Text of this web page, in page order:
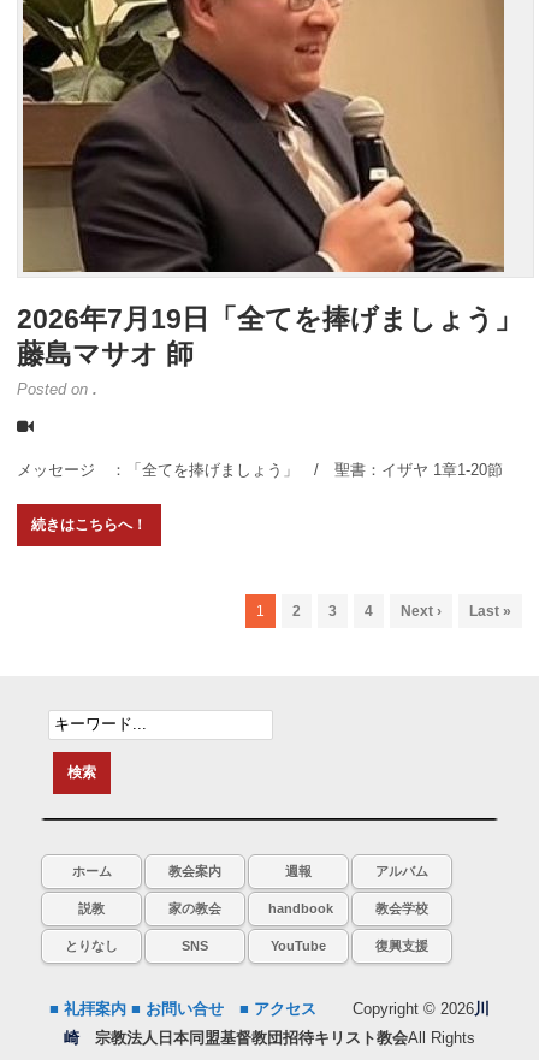
2026年7月19日「全てを捧げましょう」
藤島マサオ 師
Posted on .
メッセージ ：「全てを捧げましょう」 / 聖書：イザヤ 1章1-20節
1 2 3 4 Next › Last »
ホーム 教会案内 週報 アルバム
説教 家の教会 handbook 教会学校
とりなし SNS YouTube 復興支援
■ 礼拝案内 ■ お問い合せ ■ アクセス Copyright © 2026川
崎
宗教法人日本同盟基督教団招待キリスト教会All Rights